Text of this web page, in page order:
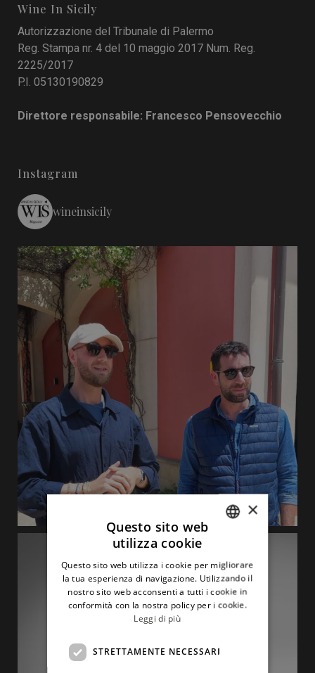
Wine In Sicily
Autorizzazione del Tribunale di Palermo
Reg. Stampa nr. 4 del 10 maggio 2017 Num. Reg.
2225/2017
P.I. 05130190829
Direttore responsabile: Francesco Pensovecchio
Instagram
wineinsicily
ENGLISH
×
Questo sito web
utilizza cookie
Questo sito web utilizza i cookie per migliorare
la tua esperienza di navigazione. Utilizzando il
nostro sito web acconsenti a tutti i cookie in
conformità con la nostra policy per i cookie.
Leggi di più
STRETTAMENTE NECESSARI